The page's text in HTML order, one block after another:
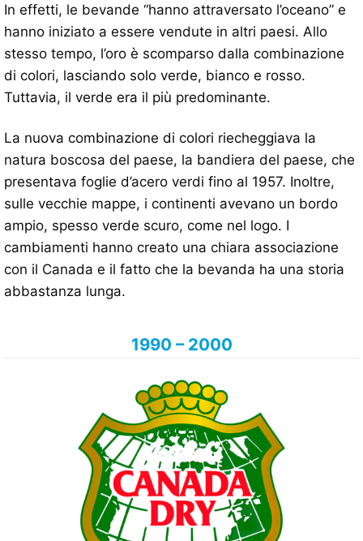
In effetti, le bevande “hanno attraversato l’oceano” e
hanno iniziato a essere vendute in altri paesi. Allo
stesso tempo, l’oro è scomparso dalla combinazione
di colori, lasciando solo verde, bianco e rosso.
Tuttavia, il verde era il più predominante.
La nuova combinazione di colori riecheggiava la
natura boscosa del paese, la bandiera del paese, che
presentava foglie d’acero verdi fino al 1957. Inoltre,
sulle vecchie mappe, i continenti avevano un bordo
ampio, spesso verde scuro, come nel logo. I
cambiamenti hanno creato una chiara associazione
con il Canada e il fatto che la bevanda ha una storia
abbastanza lunga.
1990 – 2000